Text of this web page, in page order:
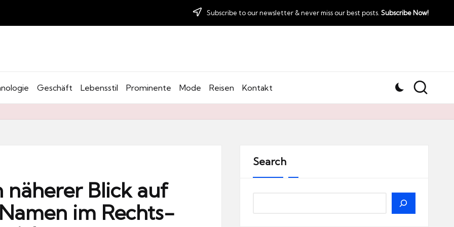
Subscribe to our newsletter & never miss our best posts. Subscribe Now!
Geschäft Lebensstil Prominente Mode Reisen Kontakt
näherer Blick auf
im Rechts-
Search